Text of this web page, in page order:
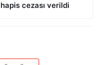
hapis cezası verildi